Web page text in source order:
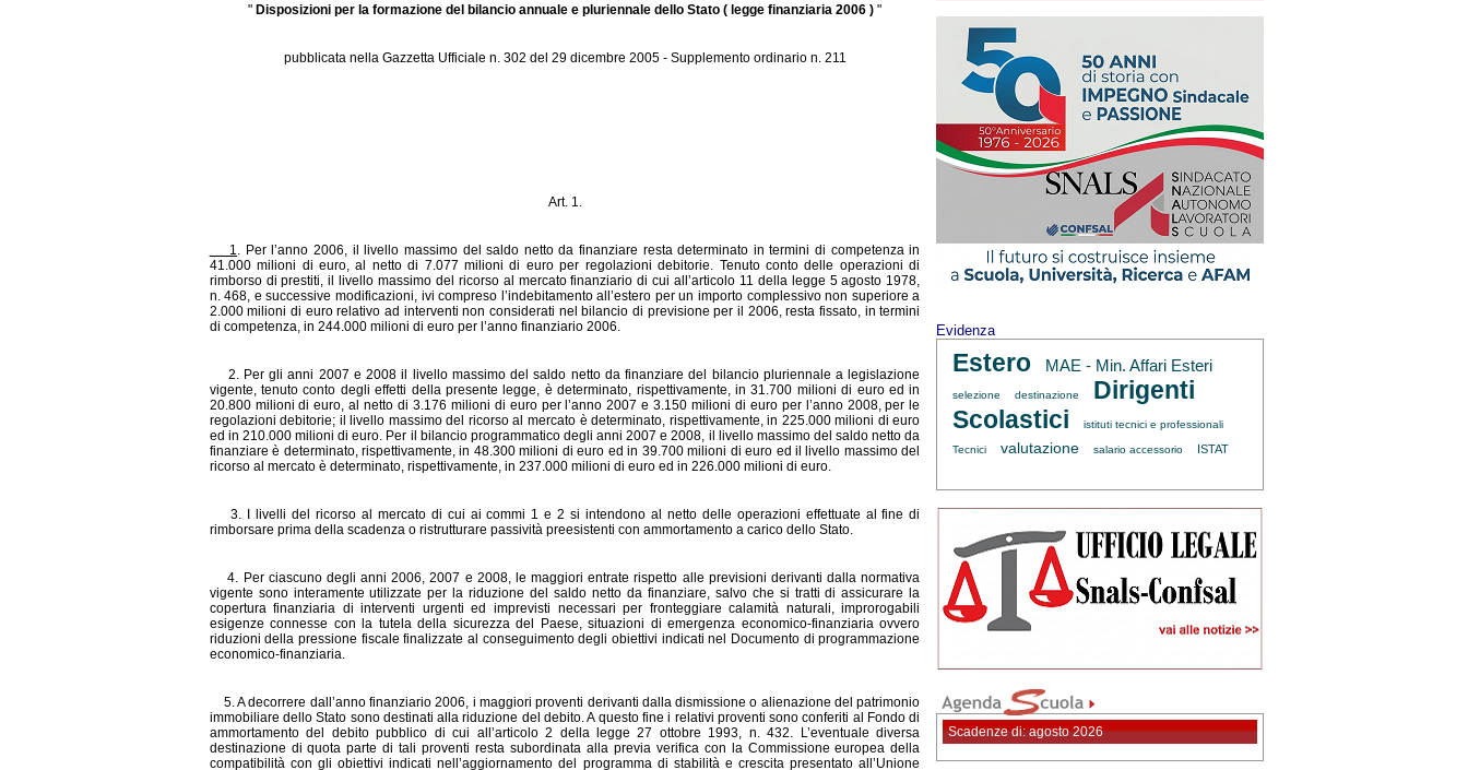
" Disposizioni per la formazione del bilancio annuale e pluriennale dello Stato ( legge finanziaria 2006 ) "
pubblicata nella Gazzetta Ufficiale n. 302 del 29 dicembre 2005 - Supplemento ordinario n. 211
Art. 1.
1. Per l’anno 2006, il livello massimo del saldo netto da finanziare resta determinato in termini di competenza in
41.000 milioni di euro, al netto di 7.077 milioni di euro per regolazioni debitorie. Tenuto conto delle operazioni di
rimborso di prestiti, il livello massimo del ricorso al mercato finanziario di cui all’articolo 11 della legge 5 agosto 1978,
n. 468, e successive modificazioni, ivi compreso l’indebitamento all’estero per un importo complessivo non superiore a
2.000 milioni di euro relativo ad interventi non considerati nel bilancio di previsione per il 2006, resta fissato, in termini
di competenza, in 244.000 milioni di euro per l’anno finanziario 2006.
2. Per gli anni 2007 e 2008 il livello massimo del saldo netto da finanziare del bilancio pluriennale a legislazione
vigente, tenuto conto degli effetti della presente legge, è determinato, rispettivamente, in 31.700 milioni di euro ed in
20.800 milioni di euro, al netto di 3.176 milioni di euro per l’anno 2007 e 3.150 milioni di euro per l’anno 2008, per le
regolazioni debitorie; il livello massimo del ricorso al mercato è determinato, rispettivamente, in 225.000 milioni di euro
ed in 210.000 milioni di euro. Per il bilancio programmatico degli anni 2007 e 2008, il livello massimo del saldo netto da
finanziare è determinato, rispettivamente, in 48.300 milioni di euro ed in 39.700 milioni di euro ed il livello massimo del
ricorso al mercato è determinato, rispettivamente, in 237.000 milioni di euro ed in 226.000 milioni di euro.
3. I livelli del ricorso al mercato di cui ai commi 1 e 2 si intendono al netto delle operazioni effettuate al fine di
rimborsare prima della scadenza o ristrutturare passività preesistenti con ammortamento a carico dello Stato.
4. Per ciascuno degli anni 2006, 2007 e 2008, le maggiori entrate rispetto alle previsioni derivanti dalla normativa
vigente sono interamente utilizzate per la riduzione del saldo netto da finanziare, salvo che si tratti di assicurare la
copertura finanziaria di interventi urgenti ed imprevisti necessari per fronteggiare calamità naturali, improrogabili
esigenze connesse con la tutela della sicurezza del Paese, situazioni di emergenza economico-finanziaria ovvero
riduzioni della pressione fiscale finalizzate al conseguimento degli obiettivi indicati nel Documento di programmazione
economico-finanziaria.
5. A decorrere dall’anno finanziario 2006, i maggiori proventi derivanti dalla dismissione o alienazione del patrimonio
immobiliare dello Stato sono destinati allariduzione del debito. A questo fine i relativi proventi sono conferiti al Fondo di
ammortamento del debito pubblico di cui all’articolo 2 della legge 27 ottobre 1993, n. 432. L’eventuale diversa
destinazione di quota parte di tali proventi resta subordinata alla previa verifica con la Commissione europea della
compatibilità con gli obiettivi indicati nell’aggiornamento del programma di stabilità e crescita presentato all’Unione
Evidenza
Estero MAE - Min. Affari Esteri
selezione destinazione
Dirigenti
Scolastici
istituti tecnici e professionali
Tecnici valutazione salario accessorio ISTAT
Scadenze di: agosto 2026